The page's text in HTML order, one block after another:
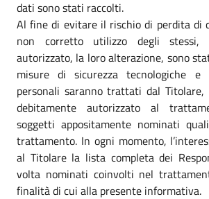
dati sono stati raccolti.
Al fine di evitare il rischio di perdita di
non corretto utilizzo degli stessi,
autorizzato, la loro alterazione, sono
misure di sicurezza tecnologiche
personali saranno trattati dal Titolare,
debitamente autorizzato al
soggetti appositamente nominati
trattamento. In ogni momento,
al Titolare la lista completa dei
volta nominati coinvolti nel
finalità di cui alla presente informativa.